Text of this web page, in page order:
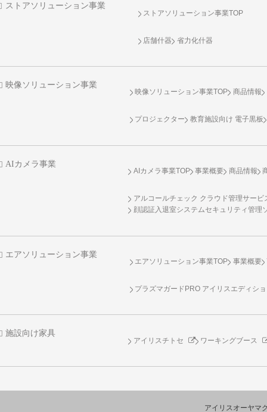
ストアソリューション事業
ストアソリューション事業TOP
店舗什器 省力化什器
映像ソリューション事業
映像ソリューション事業TOP 商品情報
プロジェクター 教育施設向け 電子黒板
AIカメラ事業
AIカメラ事業TOP 事業概要 商品情報
アルコールチェック クラウド管理サービ
顔認証入退室システムセキュリティ管理
エアソリューション事業
エアソリューション事業TOP 事業概要
プラズマガードPRO アイリスエディシ
施設向け家具
アイリスチトセ ワーキングブース
アイリスオーヤマ